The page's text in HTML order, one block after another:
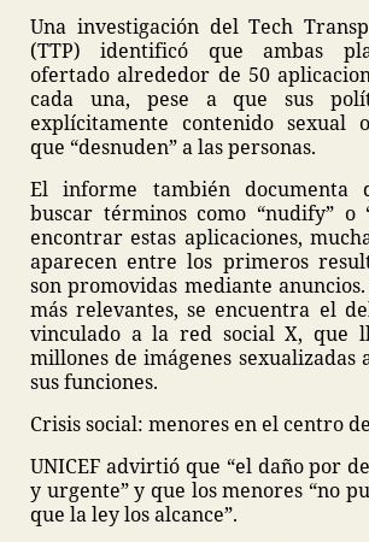
Una investigación del Tech
(TTP) identificó que ambas
ofertado alrededor de 50
cada una, pese a que sus
explícitamente contenido sexual
que “desnuden” a las personas.
El informe también documenta
buscar términos como “nudify” o
encontrar estas aplicaciones,
aparecen entre los primeros
son promovidas mediante
más relevantes, se encuentra el
vinculado a la red social X, que
millones de imágenes
sus funciones.
Crisis social: menores en el centro
UNICEF advirtió que “el daño por
y urgente” y que los menores “no
que la ley los alcance”.